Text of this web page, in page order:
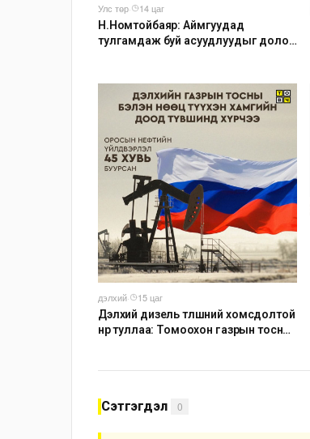
Улс төр·
14 цаг
Н.Номтойбаяр: Аймгуудад
тулгамдаж буй асуудлуудыг долоо
шийдвэрлүүлнэ
дэлхий·
15 цаг
Дэлхий дизель түлшний хомсдолтой
нүүр туллаа: Томоохон газрын тосны
Сэтгэгдэл 0